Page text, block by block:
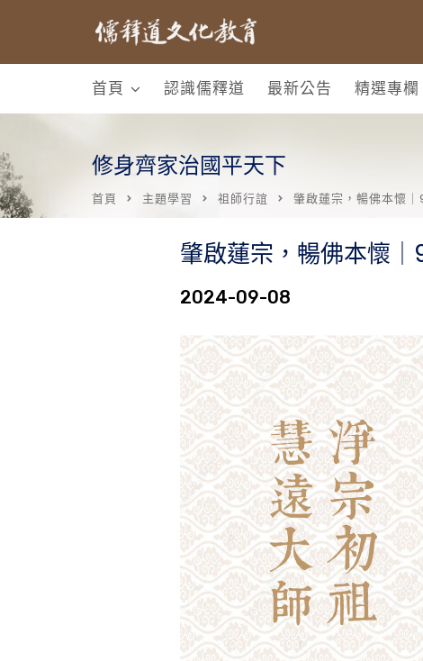
首頁 認識儒釋道 最新公告 精選專欄
修身齊家治國平天下
首頁 主題學習 祖師行誼 肇啟蓮宗，暢佛本懷
肇啟蓮宗，暢佛本懷
2024-09-08